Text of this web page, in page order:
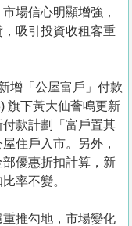
場信心明顯增強，
吸引投資收租客重
增「公屋富戶」付款
旗下黃大仙薈鳴更新
款計劃「富戶置其
住戶入市。另外，
優惠折扣計算，新
率不變。
重推勾地，市場變化